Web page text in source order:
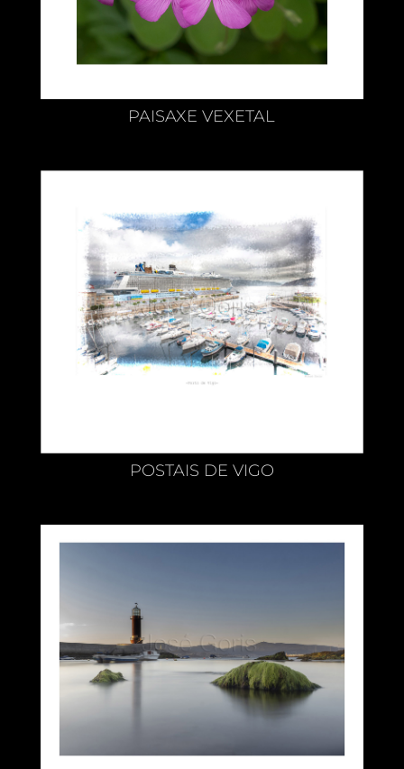
PAISAXE VEXETAL
POSTAIS DE VIGO